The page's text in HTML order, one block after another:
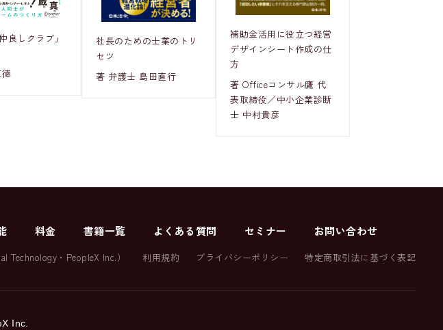
良しクラブ」
社長のための士業のトリ
セツ
著 弁護士 島田直行
補助金活用に役立つ経営
デザインシート作成の仕
方
著 Officeコンサル鷹 代
表取締役／中小企業診断
士 中村貴彦
料金 書籍一覧 よくある質問 セミナー お問い合わせ
Technology ・ PeopleX Inc.） 利用規約 プライバシーポリシー 特定商取引法に基づく表記
Inc.